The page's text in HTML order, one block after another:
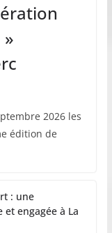
2026 les
édition de
: une
engagée à La